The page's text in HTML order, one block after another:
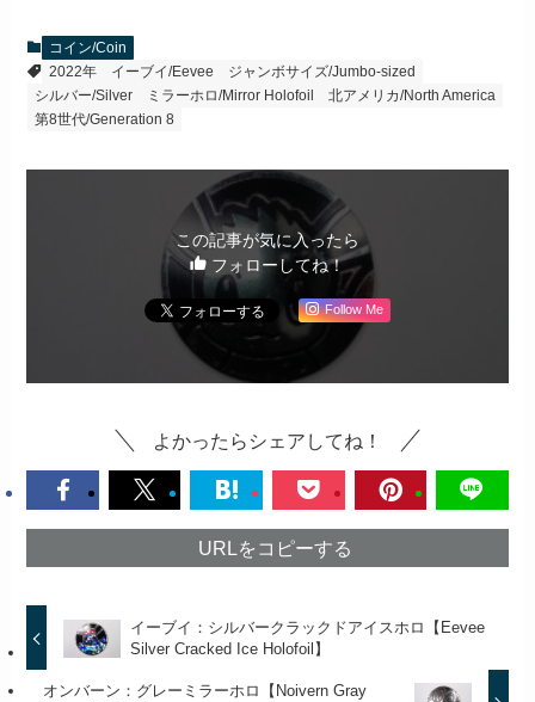
コイン/Coin
2022年
イーブイ/Eevee
ジャンボサイズ/Jumbo-sized
シルバー/Silver
ミラーホロ/Mirror Holofoil
北アメリカ/North America
第8世代/Generation 8
この記事が気に入ったら
フォローしてね！
Follow Me
よかったらシェアしてね！
URLをコピーする
イーブイ：シルバークラックドアイスホロ【Eevee
Silver Cracked Ice Holofoil】
オンバーン：グレーミラーホロ【Noivern Gray